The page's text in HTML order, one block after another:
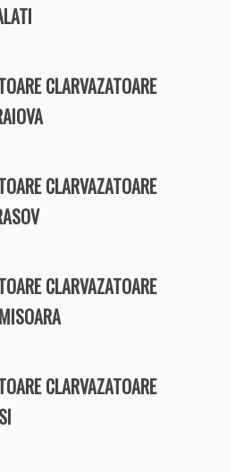
CLARVAZATOARE
CLARVAZATOARE
CLARVAZATOARE
CLARVAZATOARE